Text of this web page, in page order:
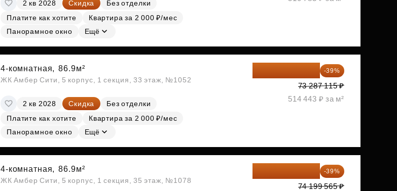
2 кв 2028 Скидка
Без отделки
Платите как хотите
Квартира за 2 000 ₽/мес
Панорамное окно
Ещё
4-комнатная, 86.9м²
ЖК Амбер Сити, 5 корпус, 1 секция, 33 этаж, №1052
2 кв 2028 Скидка
Без отделки
Платите как хотите
Квартира за 2 000 ₽/мес
Панорамное окно
Ещё
-39%
73 287 115 ₽
514 443 ₽ за м²
4-комнатная, 86.9м²
ЖК Амбер Сити, 5 корпус, 1 секция, 35 этаж, №1078
-39%
74 199 565 ₽